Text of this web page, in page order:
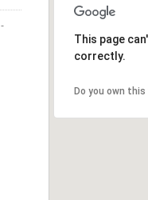
This page
correctly.
Do you own